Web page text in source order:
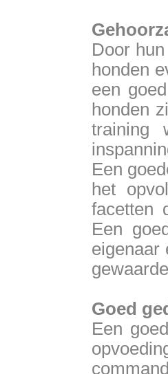
Door
honden
een
honden
training
Een
het
facetten
Een
eigenaar
Goed
Een